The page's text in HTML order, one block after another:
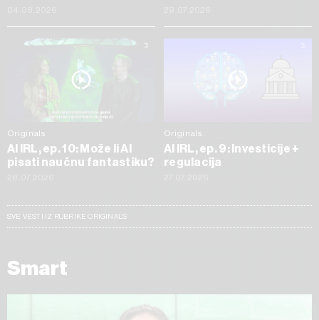
Originals
AI IRL, ep. 10: Može li AI
pisati naučnu fantastiku?
Originals
AI IRL, ep. 9: Investicije +
regulacija
SVE VESTI IZ RUBRIKE ORIGINALS
Smart